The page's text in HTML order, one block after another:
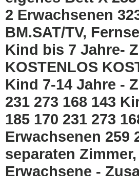
2 Erwachsenen
BM.SAT/TV,
Kind bis 7 Jahre-
KOSTENLOS
Kind 7-14 Jahre -
231 273 168 143
185 170 231 273
Erwachsenen 259
separaten
Erwachsene -